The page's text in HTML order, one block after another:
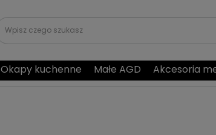
Okapy kuchenne Małe AGD Akcesoria